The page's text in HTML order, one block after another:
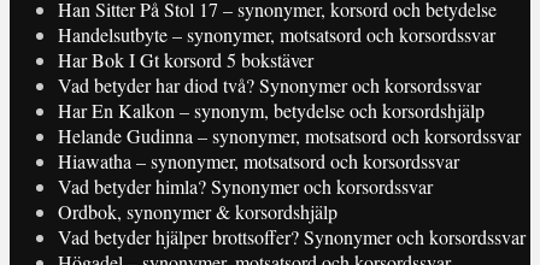
Han Sitter På Stol 17 – synonymer, korsord och betydelse
Handelsutbyte – synonymer, motsatsord och korsordssvar
Har Bok I Gt korsord 5 bokstäver
Vad betyder har diod två? Synonymer och korsordssvar
Har En Kalkon – synonym, betydelse och korsordshjälp
Helande Gudinna – synonymer, motsatsord och korsordssvar
Hiawatha – synonymer, motsatsord och korsordssvar
Vad betyder himla? Synonymer och korsordssvar
Ordbok, synonymer & korsordshjälp
Vad betyder hjälper brottsoffer? Synonymer och korsordssvar